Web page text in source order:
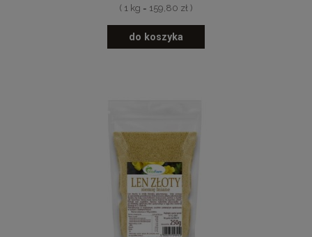
( 1 kg = 159,80 zł )
do koszyka